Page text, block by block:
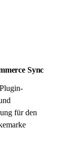
Sync
für den